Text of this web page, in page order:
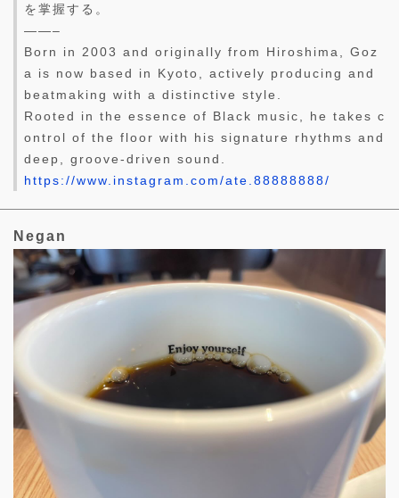
を掌握する。
——–
Born in 2003 and originally from Hiroshima, Goz
a is now based in Kyoto, actively producing and
beatmaking with a distinctive style.
Rooted in the essence of Black music, he takes c
ontrol of the floor with his signature rhythms and
deep, groove-driven sound.
https://www.instagram.com/ate.88888888/
Negan